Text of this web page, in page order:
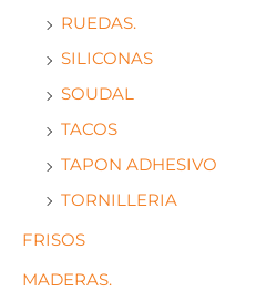
RUEDAS.
SILICONAS
SOUDAL
TACOS
TAPON ADHESIVO
TORNILLERIA
FRISOS
MADERAS.